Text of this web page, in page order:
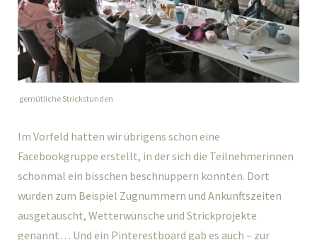
gemütliche Strickstunden
Im Vorfeld hatten wir übrigens schon eine
Facebookgruppe erstellt, in der sich die Teilnehmerinnen
schonmal ein bisschen beschnuppern konnten. Dort
wurden zum Beispiel Zugnummern und Ankunftszeiten
ausgetauscht, Wetterwünsche und Strickprojekte
genannt… Und ein Pinterestboard gab es auch – zur